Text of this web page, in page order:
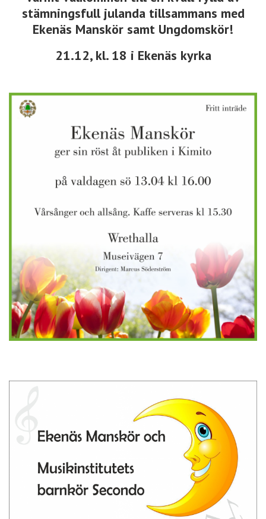
stämningsfull julanda tillsammans med
Ekenäs Manskör samt Ungdomskör!
21.12, kl. 18 i Ekenäs kyrka